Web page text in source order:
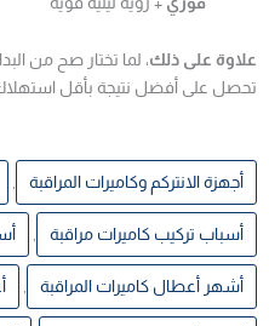
علاوة على ذلك، لما تختار صح من
تحصل على أفضل نتيجة بأقل
أجهزة الانتركم وكاميرات المراقبة
أسباب تركيب كاميرات مراقبة
أشهر أعطال كاميرات المراقبة